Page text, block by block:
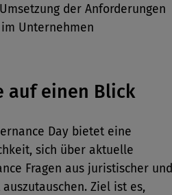
der Anforderungen
im Unternehmen
auf einen Blick
Day bietet eine
sich über aktuelle
Fragen aus juristischer und
Ziel ist es,